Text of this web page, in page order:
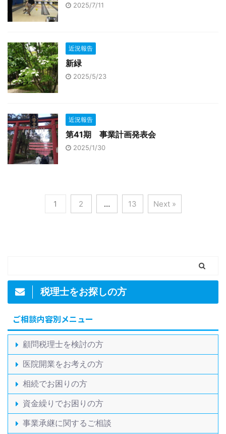
2025/7/11
近況報告
新緑
2025/5/23
近況報告
第41期 事業計画発表会
2025/1/30
1 2 … 13 Next »
税理士をお探しの方
ご相談内容別メニュー
顧問税理士を検討の方
医院開業をお考えの方
相続でお困りの方
資金繰りでお困りの方
事業承継に関するご相談